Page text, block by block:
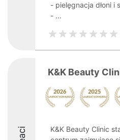
- pielęgnacja dłoni i
- ...
K&K Beauty
K&K Beauty Clinic